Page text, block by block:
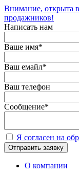
Внимание, открыта
продажников!
Написать нам
Ваше имя*
Ваш емайл*
Ваш телефон
Сообщение*
Я согласен на
Отправить заявку
О компании